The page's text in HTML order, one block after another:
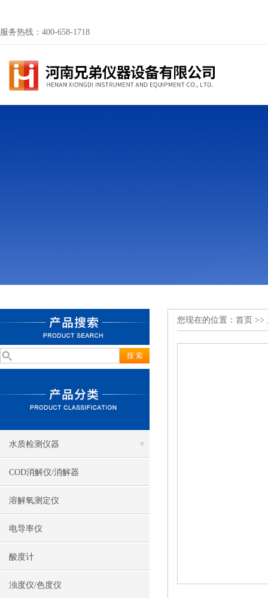
服务热线：400-658-1718
水质检测仪器
COD消解仪/消解器
溶解氧测定仪
电导率仪
酸度计
浊度仪/色度仪
您现在的位置： 首页 >>